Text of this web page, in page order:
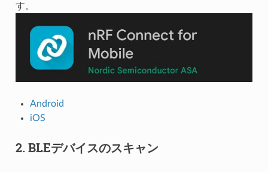
す。
Android
iOS
2. BLEデバイスのスキャン